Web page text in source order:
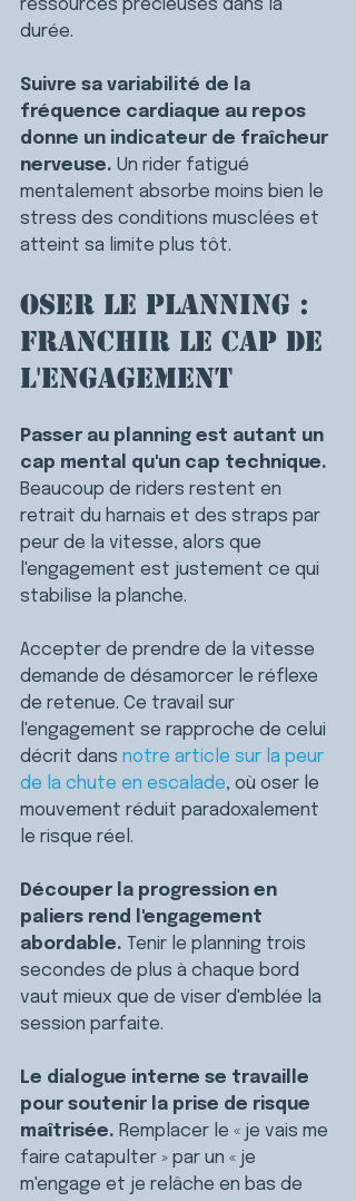
ressources précieuses dans la
durée.
Suivre sa variabilité de la
fréquence cardiaque au repos
donne un indicateur de fraîcheur
nerveuse. Un rider fatigué
mentalement absorbe moins bien le
stress des conditions musclées et
atteint sa limite plus tôt.
Oser le planning :
franchir le cap de
l'engagement
Passer au planning est autant un
cap mental qu'un cap technique.
Beaucoup de riders restent en
retrait du harnais et des straps par
peur de la vitesse, alors que
l'engagement est justement ce qui
stabilise la planche.
Accepter de prendre de la vitesse
demande de désamorcer le réflexe
de retenue. Ce travail sur
l'engagement se rapproche de celui
décrit dans notre article sur la peur
de la chute en escalade, où oser le
mouvement réduit paradoxalement
le risque réel.
Découper la progression en
paliers rend l'engagement
abordable. Tenir le planning trois
secondes de plus à chaque bord
vaut mieux que de viser d'emblée la
session parfaite.
Le dialogue interne se travaille
pour soutenir la prise de risque
maîtrisée. Remplacer le « je vais me
faire catapulter » par un « je
m'engage et je relâche en bas de